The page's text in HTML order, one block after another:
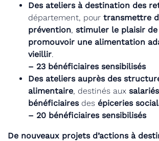
Des ateliers à destination des
département, pour transmettre
prévention, stimuler le plaisir de
promouvoir une alimentation
vieillir.
– 23 bénéficiaires sensibilisés
Des ateliers auprès des
alimentaire, destinés aux
bénéficiairesdes épiceries
– 20 bénéficiaires sensibilisés
De nouveaux projets d’actions à